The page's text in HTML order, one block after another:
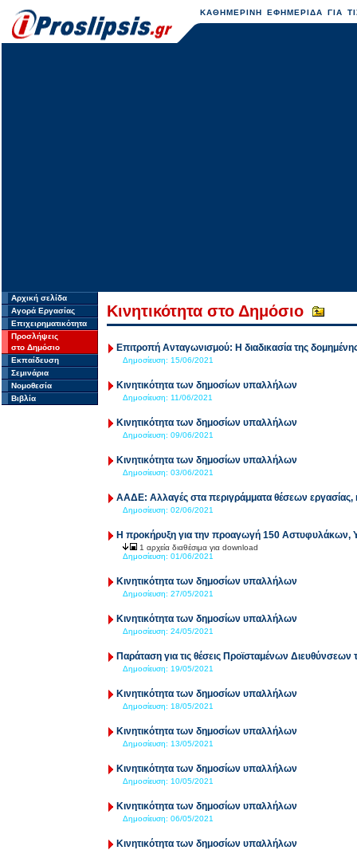
ΚΑΘΗΜΕΡΙΝΗ ΕΦΗΜΕΡΙΔΑ ΓΙΑ
Αρχική σελίδα
Αγορά Εργασίας
Επιχειρηματικότητα
Προσλήψεις
στο Δημόσιο
Εκπαίδευση
Σεμινάρια
Νομοθεσία
Βιβλία
Κινητικότητα στο Δημόσιο
Επιτροπή Ανταγωνισμού: Η διαδικασία της
Δημοσίευση: 15/06/2021
Κινητικότητα των δημοσίων υπαλλήλων
Δημοσίευση: 11/06/2021
Κινητικότητα των δημοσίων υπαλλήλων
Δημοσίευση: 09/06/2021
Κινητικότητα των δημοσίων υπαλλήλων
Δημοσίευση: 03/06/2021
ΑΑΔΕ: Αλλαγές στα περιγράμματα θέσεων εργασίας,
Δημοσίευση: 02/06/2021
Η προκήρυξη για την προαγωγή 150 Αστυφυλάκων,
1 αρχεία διαθέσιμα για download
Δημοσίευση: 01/06/2021
Κινητικότητα των δημοσίων υπαλλήλων
Δημοσίευση: 27/05/2021
Κινητικότητα των δημοσίων υπαλλήλων
Δημοσίευση: 24/05/2021
Παράταση για τις θέσεις Προϊσταμένων
Δημοσίευση: 19/05/2021
Κινητικότητα των δημοσίων υπαλλήλων
Δημοσίευση: 18/05/2021
Κινητικότητα των δημοσίων υπαλλήλων
Δημοσίευση: 13/05/2021
Κινητικότητα των δημοσίων υπαλλήλων
Δημοσίευση: 10/05/2021
Κινητικότητα των δημοσίων υπαλλήλων
Δημοσίευση: 06/05/2021
Κινητικότητα των δημοσίων υπαλλήλων